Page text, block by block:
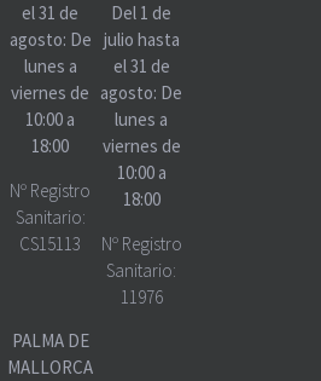
el 31 de
agosto: De
lunes a
viernes de
10:00 a
18:00
Nº Registro
Sanitario:
CS15113
PALMA DE
MALLORCA
Del 1 de
julio hasta
el 31 de
agosto: De
lunes a
viernes de
10:00 a
18:00
Nº Registro
Sanitario:
11976